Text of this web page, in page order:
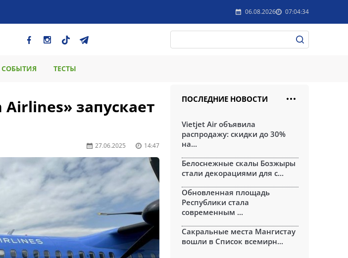
06.08.2026 07:04:34
СОБЫТИЯ ТЕСТЫ
запускает
27.06.2025 14:47
ПОСЛЕДНИЕ НОВОСТИ
Vietjet Air объявила
распродажу: скидки до 30%
на...
Белоснежные скалы Бозжыры
стали декорациями для с...
Обновленная площадь
Республики стала
современным ...
Сакральные места Мангистау
вошли в Список всемирн...